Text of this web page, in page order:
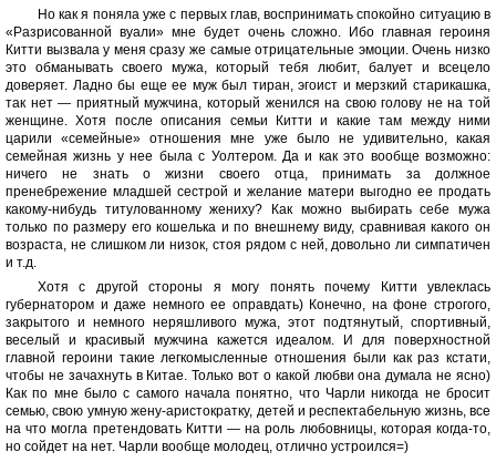
Но как я поняла уже с первых глав, воспринимать спокойно ситуацию в
«Разрисованной вуали» мне будет очень сложно. Ибо главная героиня
Китти вызвала у меня сразу же самые отрицательные эмоции. Очень низко
это обманывать своего мужа, который тебя любит, балует и всецело
доверяет. Ладно бы еще ее муж был тиран, эгоист и мерзкий старикашка,
так нет — приятный мужчина, который женился на свою голову не на той
женщине. Хотя после описания семьи Китти и какие там между ними
царили «семейные» отношения мне уже было не удивительно, какая
семейная жизнь у нее была с Уолтером. Да и как это вообще возможно:
ничего не знать о жизни своего отца, принимать за должное
пренебрежение младшей сестрой и желание матери выгодно ее продать
какому-нибудь титулованному жениху? Как можно выбирать себе мужа
только по размеру его кошелька и по внешнему виду, сравнивая какого он
возраста, не слишком ли низок, стоя рядом с ней, довольно ли симпатичен
и т.д.
Хотя с другой стороны я могу понять почему Китти увлеклась
губернатором и даже немного ее оправдать) Конечно, на фоне строгого,
закрытого и немного неряшливого мужа, этот подтянутый, спортивный,
веселый и красивый мужчина кажется идеалом. И для поверхностной
главной героини такие легкомысленные отношения были как раз кстати,
чтобы не зачахнуть в Китае. Только вот о какой любви она думала не ясно)
Как по мне было с самого начала понятно, что Чарли никогда не бросит
семью, свою умную жену-аристократку, детей и респектабельную жизнь, все
на что могла претендовать Китти — на роль любовницы, которая когда-то,
но сойдет на нет. Чарли вообще молодец, отлично устроился=)